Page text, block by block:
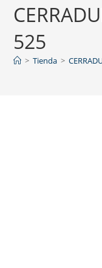
525
> Tienda >